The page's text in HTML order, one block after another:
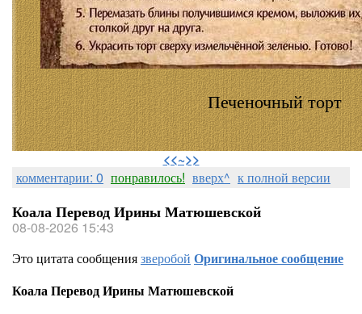
Печеночный торт
⠀
<<~>>
комментарии: 0 понравилось! вверх^ к полной версии
Коала Перевод Ирины Матюшевской
08-08-2026 15:43
Это цитата сообщениязверобой Оригинальное сообщение
Коала Перевод Ирины Матюшевской